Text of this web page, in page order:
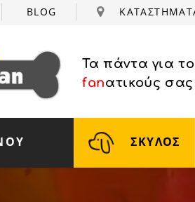
BLOG
Τα πάντα για
fanατικούς
ΣΚΥΛΟΣ